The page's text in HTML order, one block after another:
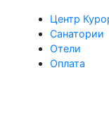
Центр
Санатории
Отели
Оплата